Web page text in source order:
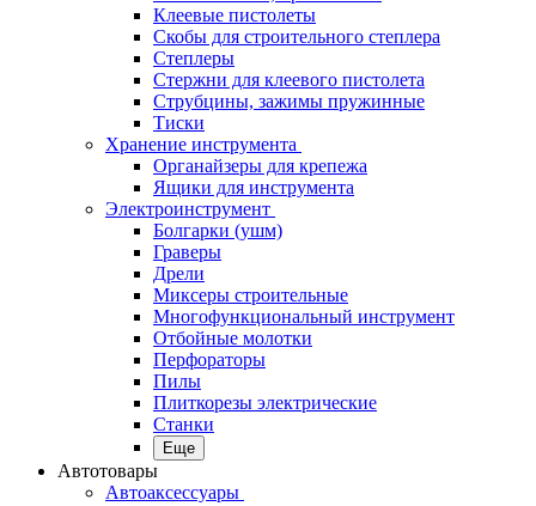
Клеевые пистолеты
Скобы для строительного степлера
Степлеры
Стержни для клеевого пистолета
Струбцины, зажимы пружинные
Тиски
Хранение инструмента
Органайзеры для крепежа
Ящики для инструмента
Электроинструмент
Болгарки (ушм)
Граверы
Дрели
Миксеры строительные
Многофункциональный инструмент
Отбойные молотки
Перфораторы
Пилы
Плиткорезы электрические
Станки
Еще
Автотовары
Автоаксессуары